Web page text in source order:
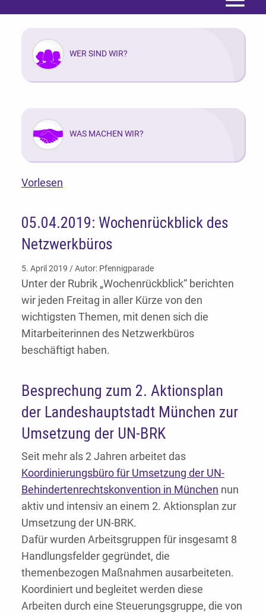
Menü
WER SIND WIR?
WAS MACHEN WIR?
Vorlesen
05.04.2019: Wochenrückblick des
Netzwerkbüros
5. April 2019 / Autor: Pfennigparade
Unter der Rubrik „Wochenrückblick“ berichten
wir jeden Freitag in aller Kürze von den
wichtigsten Themen, mit denen sich die
Mitarbeiterinnen des Netzwerkbüros
beschäftigt haben.
Besprechung zum 2. Aktionsplan
der Landeshauptstadt München zur
Umsetzung der UN-BRK
Seit mehr als 2 Jahren arbeitet das
Koordinierungsbüro für Umsetzung der UN-
Behindertenrechtskonvention in München nun
aktiv und intensiv an einem 2. Aktionsplan zur
Umsetzung der UN-BRK.
Dafür wurden Arbeitsgruppen für insgesamt 8
Handlungsfelder gegründet, die
themenbezogen Maßnahmen ausarbeiteten.
Koordiniert und begleitet werden diese
Arbeiten durch eine Steuerungsgruppe, die von